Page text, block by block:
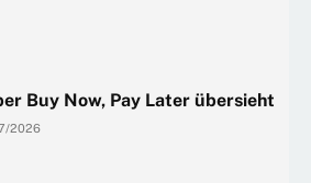
Buy Now, Pay Later übersieht
2026